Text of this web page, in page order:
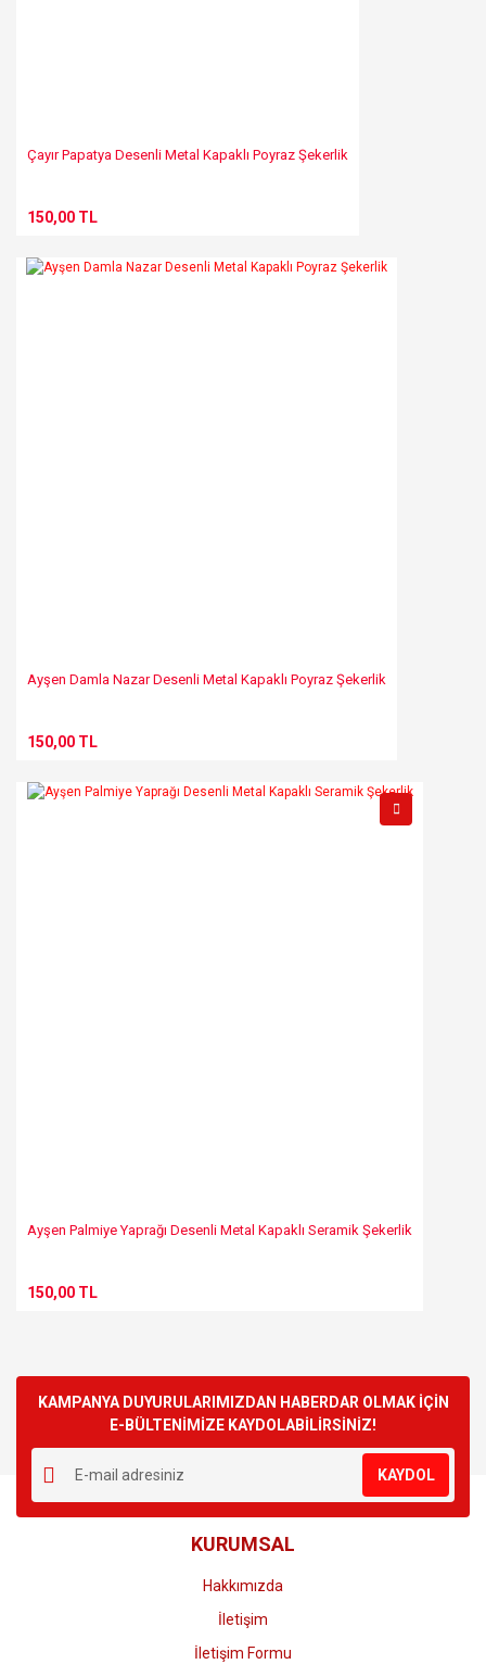
Çayır Papatya Desenli Metal Kapaklı Poyraz Şekerlik
150,00 TL
Ayşen Damla Nazar Desenli Metal Kapaklı Poyraz Şekerlik
150,00 TL
Ayşen Palmiye Yaprağı Desenli Metal Kapaklı Seramik Şekerlik
150,00 TL
KAMPANYA DUYURULARIMIZDAN HABERDAR OLMAK İÇİN
E-BÜLTENİMİZE KAYDOLABİLİRSİNİZ!
KAYDOL
KURUMSAL
Hakkımızda
İletişim
İletişim Formu